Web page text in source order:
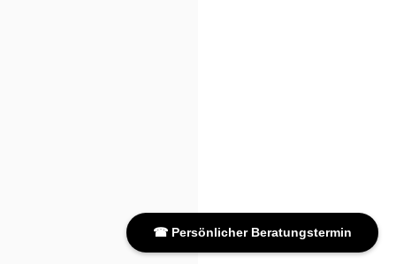
☎ Persönlicher Beratungstermin